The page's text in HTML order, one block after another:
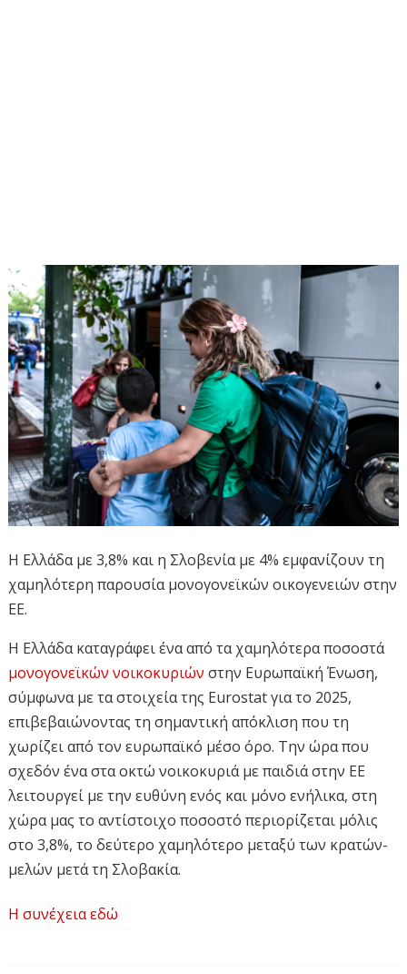
H Ελλάδα με 3,8% και η Σλοβενία με 4% εμφανίζουν τη
χαμηλότερη παρουσία μονογονεϊκών οικογενειών στην
ΕΕ.
Η Ελλάδα καταγράφει ένα από τα χαμηλότερα ποσοστά
μονογονεϊκών νοικοκυριών στην Ευρωπαϊκή Ένωση,
σύμφωνα με τα στοιχεία της Eurostat για το 2025,
επιβεβαιώνοντας τη σημαντική απόκλιση που τη
χωρίζει από τον ευρωπαϊκό μέσο όρο. Την ώρα που
σχεδόν ένα στα οκτώ νοικοκυριά με παιδιά στην ΕΕ
λειτουργεί με την ευθύνη ενός και μόνο ενήλικα, στη
χώρα μας το αντίστοιχο ποσοστό περιορίζεται μόλις
στο 3,8%, το δεύτερο χαμηλότερο μεταξύ των κρατών-
μελών μετά τη Σλοβακία.
Σε ευρωπαϊκό επίπεδο, καταγράφηκαν συνολικά 6,1
Η συνέχεια εδώ